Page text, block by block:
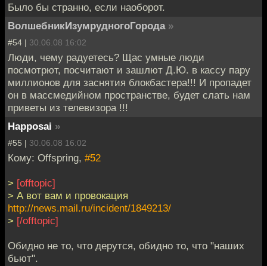
Было бы странно, если наоборот.
ВолшебникИзумрудногоГорода »
#54 | 30.06.08 16:02
Люди, чему радуетесь? Щас умные люди
посмотрют, посчитают и зашлют Д.Ю. в кассу пару
миллионов для заснятия блокбастера!!! И пропадет
он в массмедийном пространстве, будет слать нам
приветы из телевизора !!!
Happosai »
#55 | 30.06.08 16:02
Кому: Offspring, #52
> [offtopic]
> А вот вам и провокация
http://news.mail.ru/incident/1849213/
> [/offtopic]
Обидно не то, что дерутся, обидно то, что "наших
бьют".